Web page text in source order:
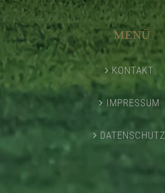
MENÜ
KONTAKT
IMPRESSUM
DATENSCHUTZ